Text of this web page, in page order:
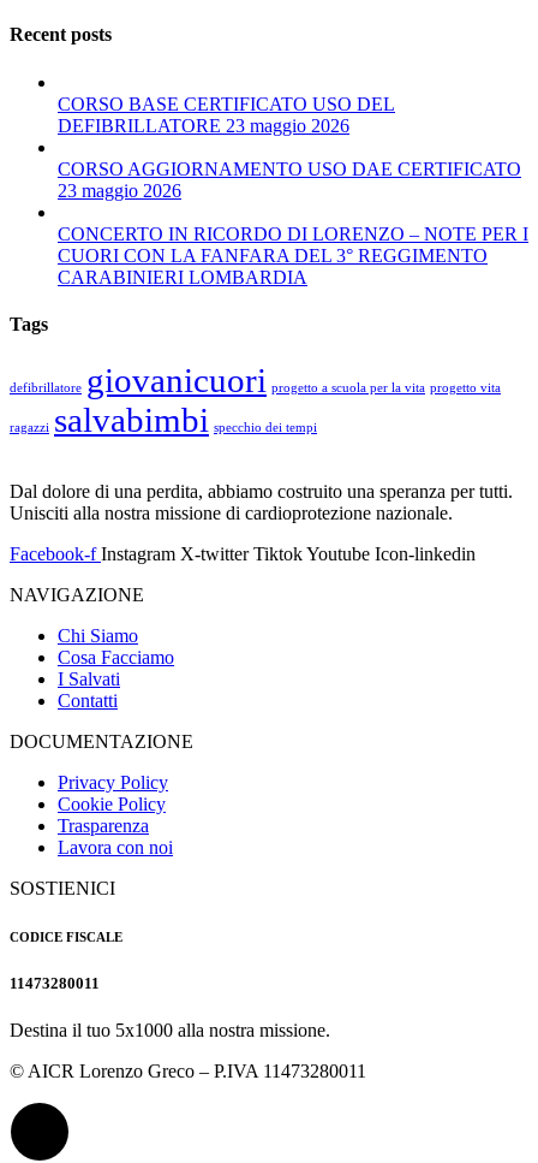
Recent posts
CORSO BASE CERTIFICATO USO DEL
DEFIBRILLATORE 23 maggio 2026
CORSO AGGIORNAMENTO USO DAE CERTIFICATO
23 maggio 2026
CONCERTO IN RICORDO DI LORENZO – NOTE PER I
CUORI CON LA FANFARA DEL 3° REGGIMENTO
CARABINIERI LOMBARDIA
Tags
defibrillatore giovanicuori progetto a scuola per la vita progetto vita
ragazzi salvabimbi specchio dei tempi
Dal dolore di una perdita, abbiamo costruito una speranza per tutti.
Unisciti alla nostra missione di cardioprotezione nazionale.
Facebook-f Instagram X-twitter TiktokYoutube Icon-linkedin
NAVIGAZIONE
Chi Siamo
Cosa Facciamo
I Salvati
Contatti
DOCUMENTAZIONE
Privacy Policy
Cookie Policy
Trasparenza
Lavora con noi
SOSTIENICI
CODICE FISCALE
11473280011
Destina il tuo 5x1000 alla nostra missione.
© AICR Lorenzo Greco – P.IVA 11473280011